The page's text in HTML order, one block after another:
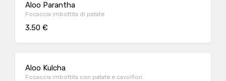
Aloo Parantha
Focaccia imbottita di patate
3.50 €
Aloo Kulcha
Focaccia imbottita con patate e cavolfiori